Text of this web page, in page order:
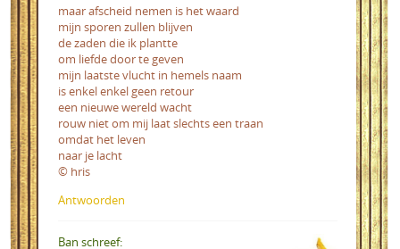
maar afscheid nemen is het waard
mijn sporen zullen blijven
de zaden die ik plantte
om liefde door te geven
mijn laatste vlucht in hemels naam
is enkel enkel geen retour
een nieuwe wereld wacht
rouw niet om mij laat slechts een traan
omdat het leven
naar je lacht
© hris
Antwoorden
Ban schreef: